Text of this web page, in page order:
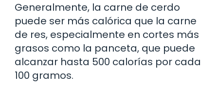
Generalmente, la carne de cerdo
puede ser más calórica que la carne
de res, especialmente en cortes más
grasos como la panceta, que puede
alcanzar hasta 500 calorías por cada
100 gramos.